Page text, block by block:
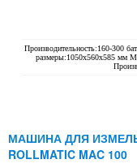
Производительность:160-300
размеры:1050х560х585 мм
МАШИНА ДЛЯ
ROLLMATIC MAC 100